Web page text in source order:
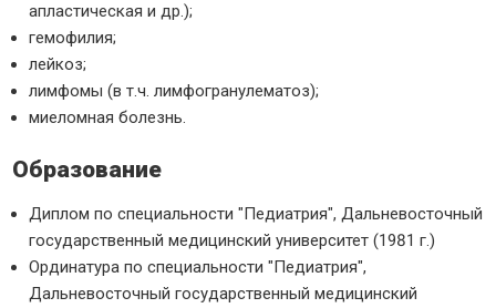
апластическая и др.);
гемофилия;
лейкоз;
лимфомы (в т.ч. лимфогранулематоз);
миеломная болезнь.
Образование
Диплом по специальности "Педиатрия", Дальневосточный
государственный медицинский университет (1981 г.)
Ординатура по специальности "Педиатрия",
Дальневосточный государственный медицинский